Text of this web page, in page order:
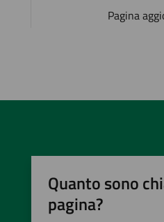
Pagina
Quanto sono
pagina?